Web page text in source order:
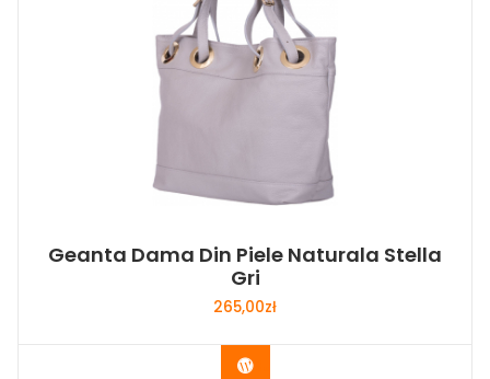
Geanta Dama Din Piele Naturala Stella
Gri
265,00zł
Buy Now